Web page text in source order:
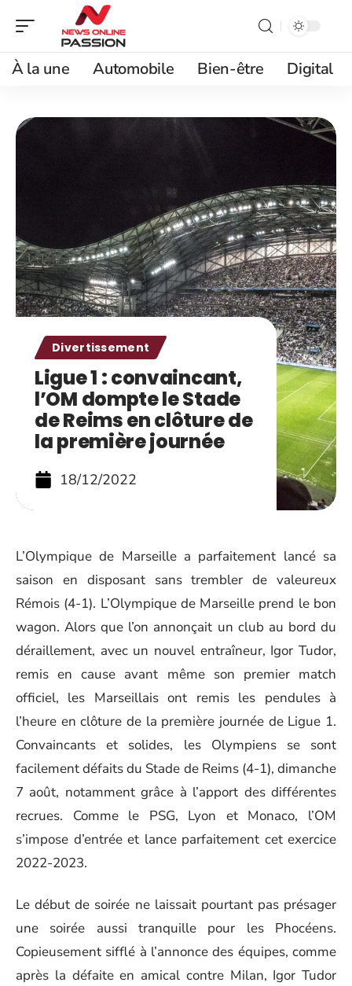
À la une Automobile Bien-être Digital
Divertissement
Ligue 1 : convaincant,
l’OM dompte le Stade
de Reims en clôture de
la première journée
18/12/2022
L’Olympique de Marseille a parfaitement lancé sa
saison en disposant sans trembler de valeureux
Rémois (4-1). L’Olympique de Marseille prend le bon
wagon. Alors que l’on annonçait un club au bord du
déraillement, avec un nouvel entraîneur, Igor Tudor,
remis en cause avant même son premier match
officiel, les Marseillais ont remis les pendules à
l’heure en clôture de la première journée de Ligue 1.
Convaincants et solides, les Olympiens se sont
facilement défaits du Stade de Reims (4-1), dimanche
7 août, notamment grâce à l’apport des différentes
recrues. Comme le PSG, Lyon et Monaco, l’OM
s’impose d’entrée et lance parfaitement cet exercice
2022-2023.
Le début de soirée ne laissait pourtant pas présager
une soirée aussi tranquille pour les Phocéens.
Copieusement sifflé à l’annonce des équipes, comme
après la défaite en amical contre Milan, Igor Tudor